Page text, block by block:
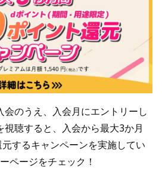
のうえ、入会月にエントリーし
聴すると、入会から最大3か月
するキャンペーンを実施してい
ページをチェック！